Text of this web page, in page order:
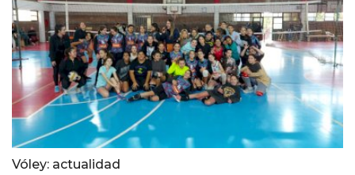
Vóley: actualidad